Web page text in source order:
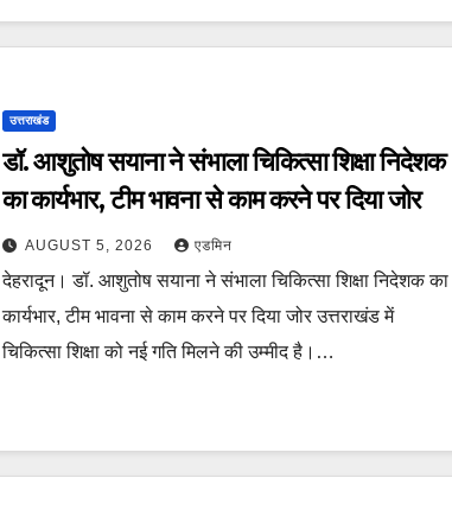
उत्तराखंड
डॉ. आशुतोष सयाना ने संभाला चिकित्सा शिक्षा निदेशक
का कार्यभार, टीम भावना से काम करने पर दिया जोर
AUGUST 5, 2026 एडमिन
देहरादून। डॉ. आशुतोष सयाना ने संभाला चिकित्सा शिक्षा निदेशक का
कार्यभार, टीम भावना से काम करने पर दिया जोर उत्तराखंड में
चिकित्सा शिक्षा को नई गति मिलने की उम्मीद है।…